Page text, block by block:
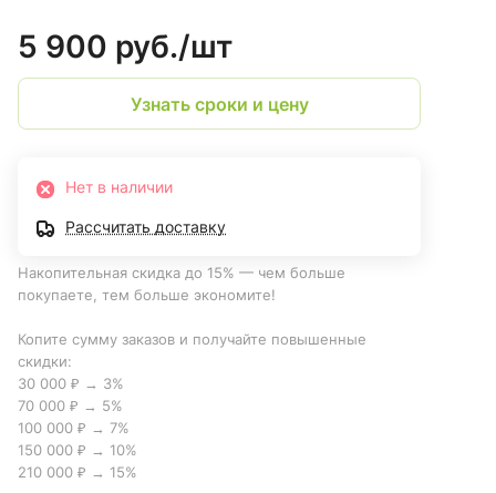
5 900 руб./шт
Узнать сроки и цену
Нет в наличии
Рассчитать доставку
Накопительная скидка до 15% — чем больше
покупаете, тем больше экономите!
Копите сумму заказов и получайте повышенные
скидки:
30 000 ₽ → 3%
70 000 ₽ → 5%
100 000 ₽ → 7%
150 000 ₽ → 10%
210 000 ₽ → 15%